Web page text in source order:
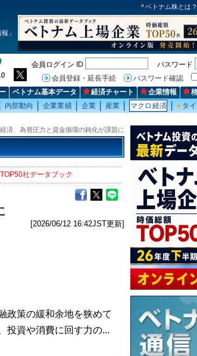
ベトナム株とは？
」
会員ログイン ID
パスワード
会員登録・延長手続
パスワード確認
ベトナム基本データ 経済チャート 企業情報
内部動向 企業業績 企業 産業 マクロ経済 ● タ
済、為替圧力と資金循環の鈍化が課題に
社データブック
[2026/06/12 16:42JST更新]
政策の緩和余地を狭めて
投資や消費に回す力の...